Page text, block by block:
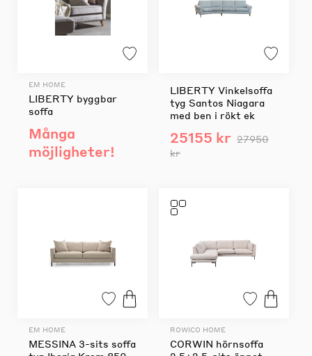
EM HOME
LIBERTY byggbar
soffa
Många
möjligheter!
LIBERTY Vinkelsoffa
tyg Santos Niagara
med ben i rökt ek
25155 kr 27950
kr
EM HOME
MESSINA 3-sits soffa
ROWICO HOME
CORWIN hörnsoffa